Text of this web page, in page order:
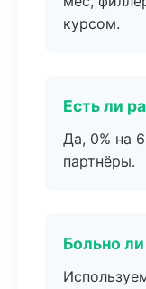
курсом.
Есть ли
Да, 0% на
партнёры.
Больно